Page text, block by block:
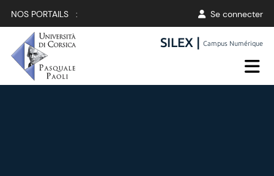
NOS PORTAILS : Se connecter
SILEX |Campus Numérique